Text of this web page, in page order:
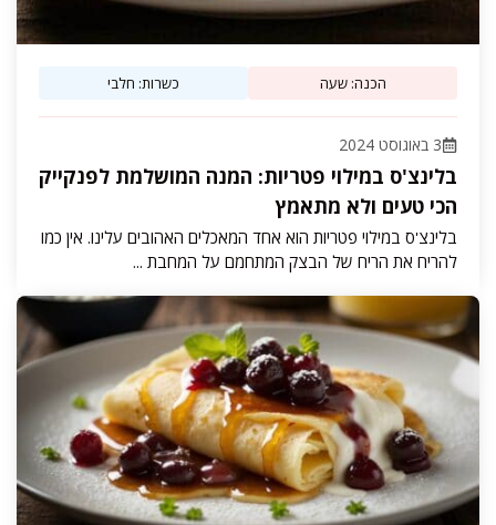
הכנה: שעה כשרות: חלבי
3 באוגוסט 2024
בלינצ'ס במילוי פטריות: המנה המושלמת לפנקייק
הכי טעים ולא מתאמץ
בלינצ'ס במילוי פטריות הוא אחד המאכלים האהובים עלינו. אין כמו
להריח את הריח של הבצק המתחמם על המחבת ...